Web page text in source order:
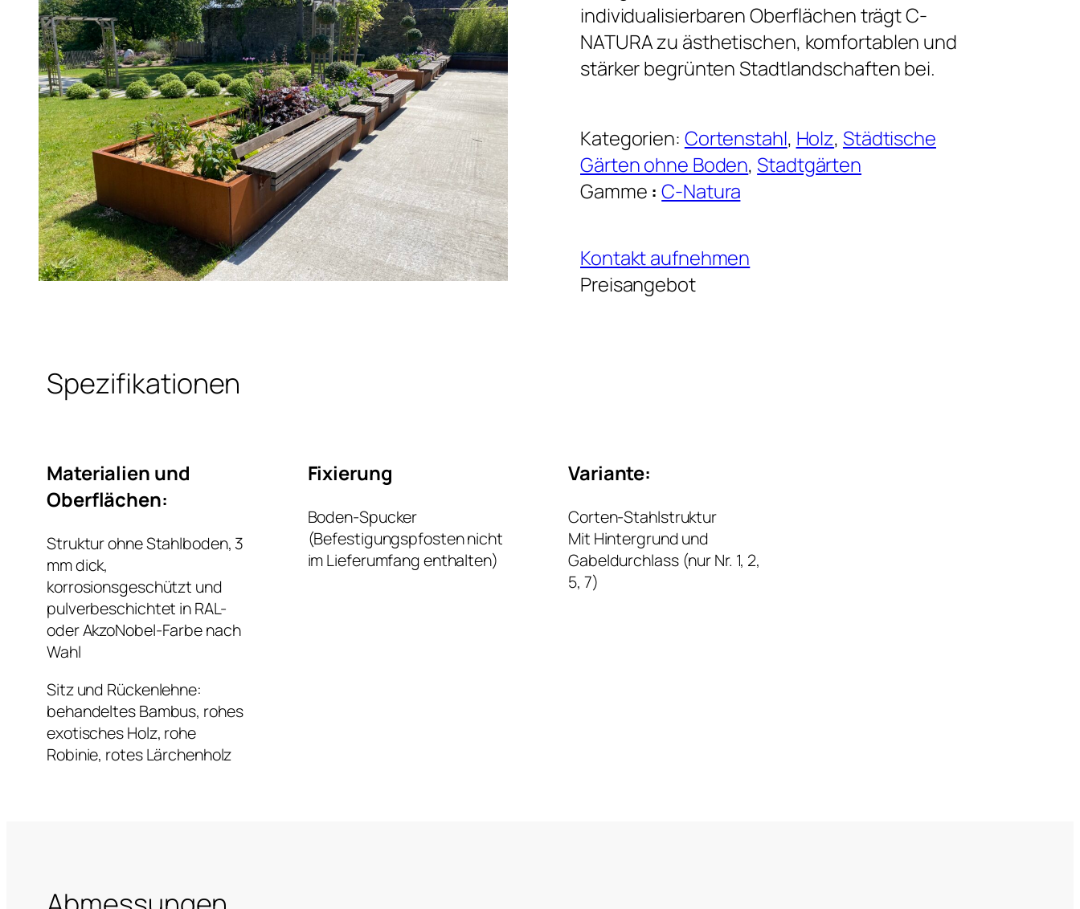
individualisierbaren Oberflächen trägt C-
NATURA zu ästhetischen, komfortablen und
stärker begrünten Stadtlandschaften bei.
Kategorien: Cortenstahl, Holz, Städtische
Gärten ohne Boden, Stadtgärten
Gamme : C-Natura
Kontakt aufnehmen
Preisangebot
Spezifikationen
Materialien und
Oberflächen:
Struktur ohne Stahlboden, 3
mm dick,
korrosionsgeschützt und
pulverbeschichtet in RAL-
oder AkzoNobel-Farbe nach
Wahl
Sitz und Rückenlehne:
behandeltes Bambus, rohes
exotisches Holz, rohe
Robinie, rotes Lärchenholz
Fixierung
Boden-Spucker
(Befestigungspfosten nicht
im Lieferumfang enthalten)
Variante:
Corten-Stahlstruktur
Mit Hintergrund und
Gabeldurchlass (nur Nr. 1, 2,
5, 7)